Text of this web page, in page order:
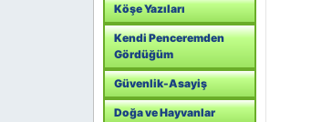
Köşe Yazıları
Kendi Penceremden
Gördüğüm
Güvenlik-Asayiş
Doğa ve Hayvanlar